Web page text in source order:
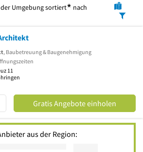
Umgebungsortiert* nach
, Baubetreuung & Baugenehmigung
11
Gratis Angebote einholen
aus der Region: